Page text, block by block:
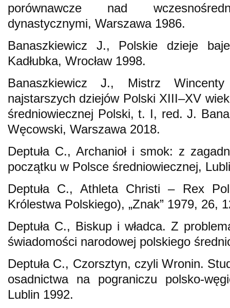
porównawcze nad
dynastycznymi, Warszawa 1986.
Banaszkiewicz J., Polskie dzieje
Kadłubka, Wrocław 1998.
Banaszkiewicz J., Mistrz
najstarszych dziejów Polski XIII–XV
średniowiecznej Polski, t. I, red. J.
Węcowski, Warszawa 2018.
Deptuła C., Archanioł i smok: z
początku w Polsce średniowiecznej,
Deptuła C., Athleta Christi – Rex
Królestwa Polskiego), „Znak” 1979, 26,
Deptuła C., Biskup i władca. Z
świadomości narodowej polskiego
Deptuła C., Czorsztyn, czyli Wronin.
osadnictwa na pograniczu polsko-
Lublin 1992.